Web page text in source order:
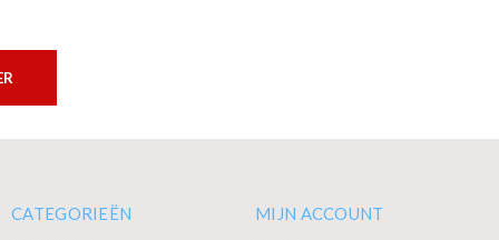
CATEGORIEËN MIJN ACCOUNT